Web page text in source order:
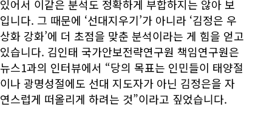
있어서 이같은 분석도 정확하게 부합하지는 않아 보
입니다. 그 때문에 ‘선대지우기’가 아니라 ‘김정은 우
상화 강화’에 더 초점을 맞춘 분석이라는 게 힘을 얻고
있습니다. 김인태 국가안보전략연구원 책임연구원은
뉴스1과의 인터뷰에서 “당의 목표는 인민들이 태양절
이나 광명성절에도 선대 지도자가 아닌 김정은을 자
연스럽게 떠올리게 하려는 것”이라고 짚었습니다.